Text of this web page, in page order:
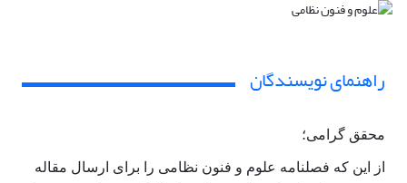
راهنمای نویسندگان
محقق گرامی؛
از این که فصلنامه علوم و فنون نظامی را برای ارسال مقاله